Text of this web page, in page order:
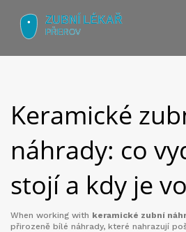
Keramické
náhrady: co
stojí a kdy je
When working with keramické zubní
přirozeně bílé náhrady, které nahrazují